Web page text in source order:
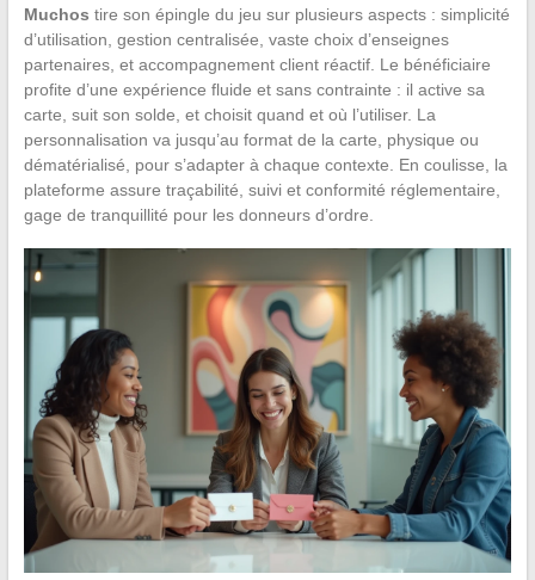
Muchos tire son épingle du jeu sur plusieurs aspects : simplicité
d’utilisation, gestion centralisée, vaste choix d’enseignes
partenaires, et accompagnement client réactif. Le bénéficiaire
profite d’une expérience fluide et sans contrainte : il active sa
carte, suit son solde, et choisit quand et où l’utiliser. La
personnalisation va jusqu’au format de la carte, physique ou
dématérialisé, pour s’adapter à chaque contexte. En coulisse, la
plateforme assure traçabilité, suivi et conformité réglementaire,
gage de tranquillité pour les donneurs d’ordre.